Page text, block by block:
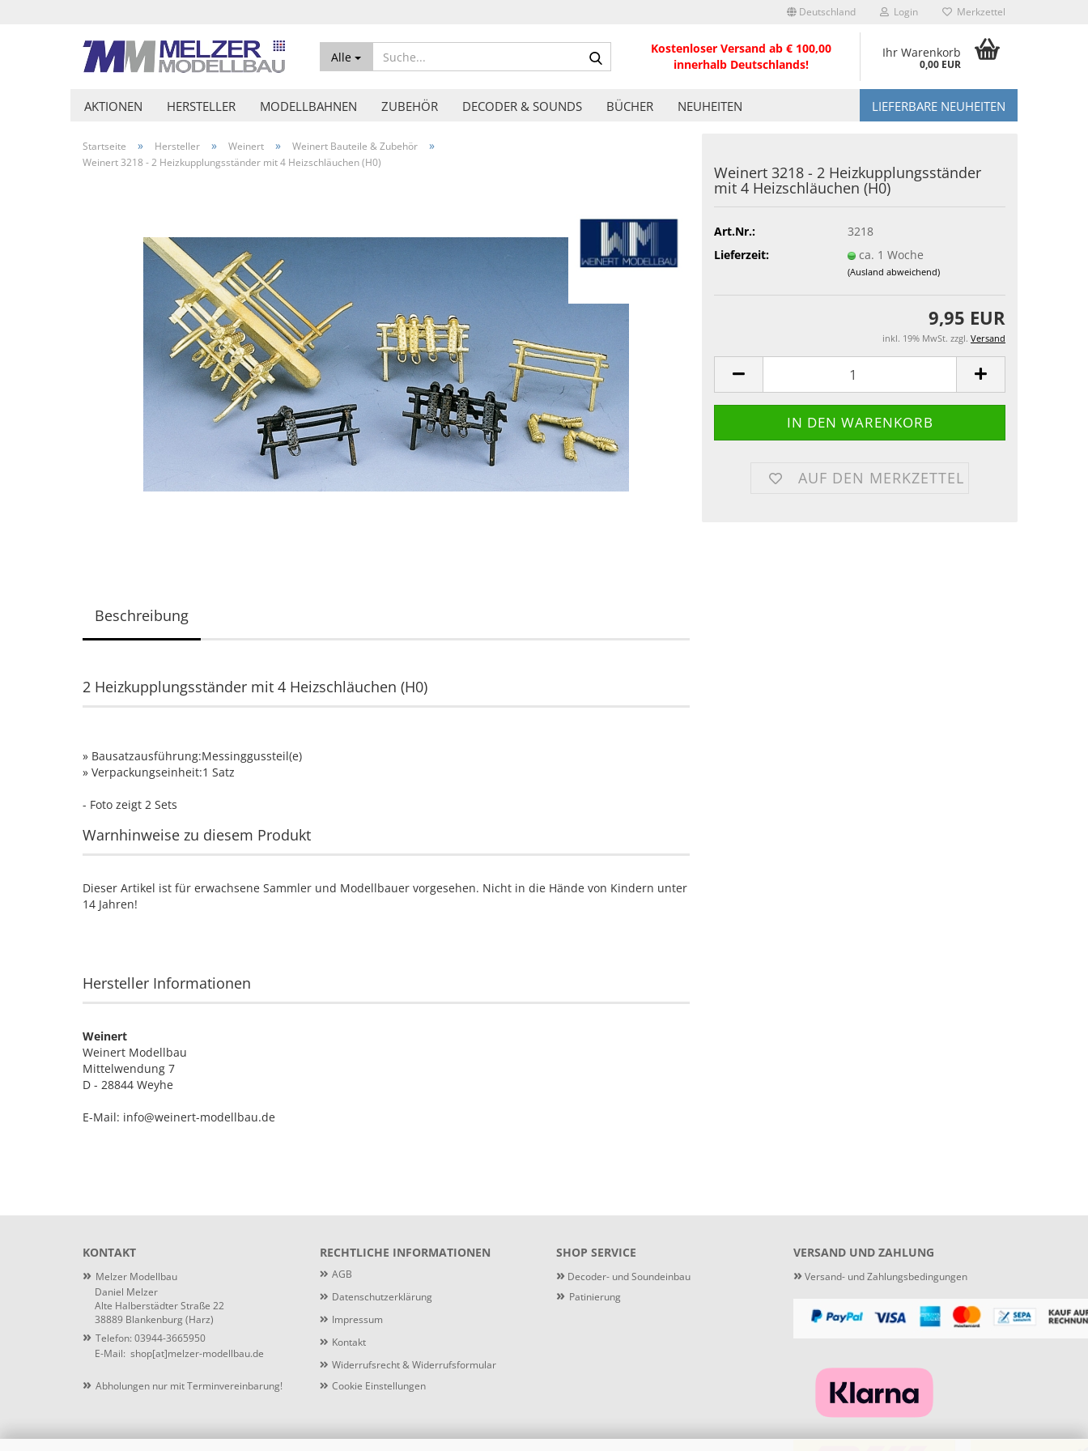
Deutschland Login Merkzettel
Alle
Suche...Kostenloser Versand ab € 100,00
innerhalb Deutschlands!
Ihr Warenkorb
0,00 EUR
AKTIONEN HERSTELLER MODELLBAHNEN ZUBEHÖR DECODER & SOUNDS BÜCHER NEUHEITEN LIEFERBARE NEUHEITEN
Startseite » Hersteller » Weinert » Weinert Bauteile & Zubehör »
Weinert 3218 - 2 Heizkupplungsständer mit 4 Heizschläuchen (H0)
Weinert 3218 - 2 Heizkupplungsständer
mit 4 Heizschläuchen (H0)
Art.Nr.:
3218
Lieferzeit:
ca. 1 Woche
(Ausland abweichend)
9,95 EUR
inkl. 19% MwSt. zzgl. Versand
AUF DEN MERKZETTEL
Beschreibung
2 Heizkupplungsständer mit 4 Heizschläuchen (H0)
» Bausatzausführung:Messinggussteil(e)
» Verpackungseinheit:1 Satz
- Foto zeigt 2 Sets
Warnhinweise zu diesem Produkt
Dieser Artikel ist für erwachsene Sammler und Modellbauer vorgesehen. Nicht in die Hände von Kindern unter
14 Jahren!
Hersteller Informationen
Weinert
Weinert Modellbau
Mittelwendung 7
D - 28844 Weyhe
E-Mail: info@weinert-modellbau.de
RECHTLICHE INFORMATIONEN
AGB
Datenschutzerklärung
Impressum
Kontakt
Widerrufsrecht & Widerrufsformular
Cookie Einstellungen
SHOP SERVICE
» Decoder- und Soundeinbau
» Patinierung
VERSAND UND ZAHLUNG
» Versand- und Zahlungsbedingungen
KONTAKT
» Melzer Modellbau
Daniel Melzer
Alte Halberstädter Straße 22
38889 Blankenburg (Harz)
» Telefon: 03944-3665950
E-Mail: shop[at]melzer-modellbau.de
» Abholungen nur mit Terminvereinbarung!